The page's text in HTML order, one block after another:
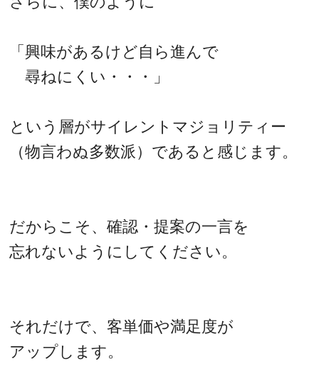
「興味があるけど自ら進んで
尋ねにくい・・・」
という層がサイレントマジョリティー
（物言わぬ多数派）であると感じます。
だからこそ、確認・提案の一言を
忘れないようにしてください。
それだけで、客単価や満足度が
アップします。